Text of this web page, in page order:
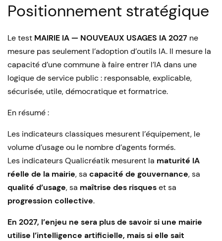
Positionnement stratégique
Le test MAIRIE IA — NOUVEAUX USAGES IA 2027 ne
mesure pas seulement l’adoption d’outils IA. Il mesure la
capacité d’une commune à faire entrer l’IA dans une
logique de service public : responsable, explicable,
sécurisée, utile, démocratique et formatrice.
En résumé :
Les indicateurs classiques mesurent l’équipement, le
volume d’usage ou le nombre d’agents formés.
Les indicateurs Qualicréatik mesurent la maturité IA
réelle de la mairie, sa capacité de gouvernance, sa
qualité d’usage, sa maîtrise des risqueset sa
progression collective.
En 2027, l’enjeu ne sera plus de savoir si une mairie
utilise l’intelligence artificielle, mais si elle sait